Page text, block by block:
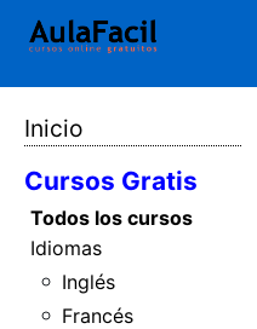
Inicio
Cursos Gratis
Todos los cursos
Idiomas
Inglés
Francés